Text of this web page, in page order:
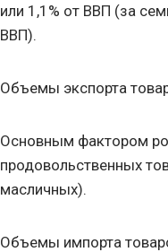
или 1,1% от ВВП (за
ВВП).
Объемы экспорта
Основным фактором
продовольственных
масличных).
Объемы импорта